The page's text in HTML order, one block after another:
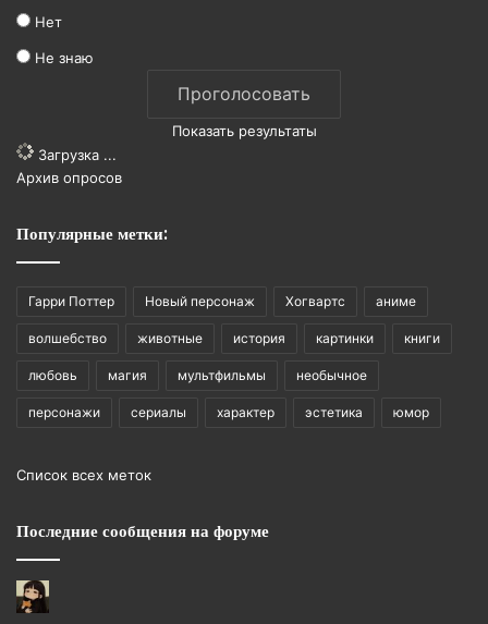
Нет
Не знаю
Показать результаты
Загрузка ...
Архив опросов
Популярные метки:
Гарри Поттер Новый персонаж Хогвартс аниме
волшебство животные история картинки книги
любовь магия мультфильмы необычное
персонажи сериалы характер эстетика юмор
Список всех меток
Последние сообщения на форуме